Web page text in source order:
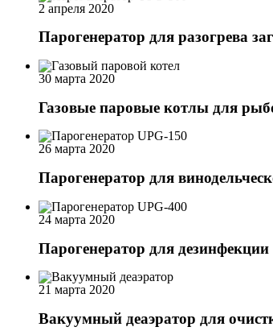
2 апреля 2020
Парогенератор для разогрева
30 марта 2020
Газовые паровые котлы для
26 марта 2020
Парогенератор для
24 марта 2020
Парогенератор для
21 марта 2020
Вакуумный деаэратор для